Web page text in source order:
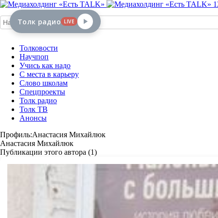
Толковости
Научпоп
Учись как надо
С места в карьеру
Слово школам
Спецпроекты
Толк радио
Толк ТВ
Анонсы
Профиль:Анастасия Михайлюк
Анастасия Михайлюк
Публикации этого автора (1)
Толк радио LIVE